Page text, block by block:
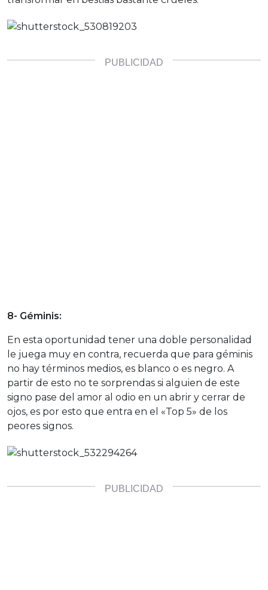
8- Géminis:
En esta oportunidad tener una doble personalidad
le juega muy en contra, recuerda que para géminis
no hay términos medios, es blanco o es negro. A
partir de esto no te sorprendas si alguien de este
signo pase del amor al odio en un abrir y cerrar de
ojos, es por esto que entra en el «Top 5» de los
peores signos.